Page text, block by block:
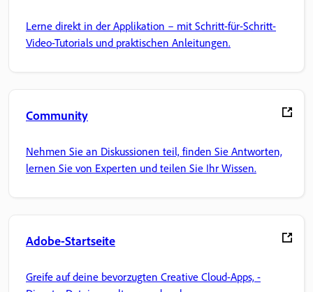
Lerne direkt in der Applikation – mit Schritt-für-Schritt-
Video-Tutorials und praktischen Anleitungen.
Community
Nehmen Sie an Diskussionen teil, finden Sie Antworten,
lernen Sie von Experten und teilen Sie Ihr Wissen.
Adobe-Startseite
Greife auf deine bevorzugten Creative Cloud-Apps, -